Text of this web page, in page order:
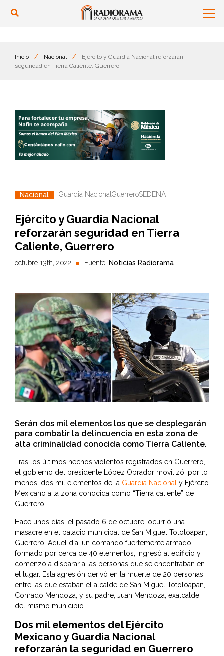
Inicio / Nacional /
Ejército y Guardia Nacional reforzarán
seguridad en Tierra Caliente, Guerrero
Nacional Guardia Nacional GuerreroSEDENA
Ejército y Guardia Nacional
reforzarán seguridad en Tierra
Caliente, Guerrero
octubre 13th, 2022 Fuente: Noticias Radiorama
Serán dos mil elementos los que se desplegarán
para combatir la delincuencia en esta zona de
alta criminalidad conocida como Tierra Caliente.
Tras los últimos hechos violentos registrados en Guerrero,
el gobierno del presidente López Obrador movilizó, por lo
menos, dos mil elementos de la Guardia Nacional y Ejército
Mexicano a la zona conocida como “Tierra caliente” de
Guerrero.
Hace unos días, el pasado 6 de octubre, ocurrió una
masacre en el palacio municipal de San Miguel Totoloapan,
Guerrero. Aquel día, un comando fuertemente armado
formado por cerca de 40 elementos, ingresó al edificio y
comenzó a disparar a las personas que se encontraban en
el lugar. Esta agresión derivó en la muerte de 20 personas,
entre las que estaban el alcalde de San Miguel Totoloapan,
Conrado Mendoza, y su padre, Juan Mendoza, exalcalde
del mismo municipio.
Dos mil elementos del Ejército
Mexicano y Guardia Nacional
reforzarán la seguridad en Guerrero